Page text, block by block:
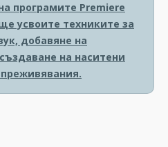
програмите Premiere
усвоите техниките за
добавяне на
на наситени